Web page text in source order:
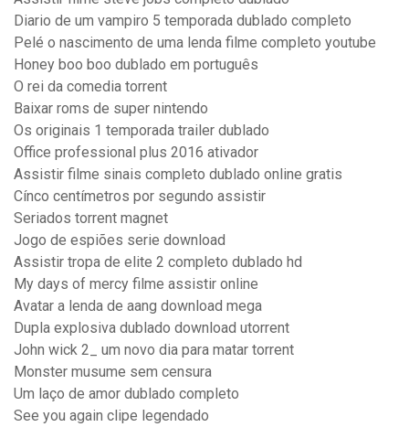
Diario de um vampiro 5 temporada dublado completo
Pelé o nascimento de uma lenda filme completo youtube
Honey boo boo dublado em português
O rei da comedia torrent
Baixar roms de super nintendo
Os originais 1 temporada trailer dublado
Office professional plus 2016 ativador
Assistir filme sinais completo dublado online gratis
Cínco centímetros por segundo assistir
Seriados torrent magnet
Jogo de espiões serie download
Assistir tropa de elite 2 completo dublado hd
My days of mercy filme assistir online
Avatar a lenda de aang download mega
Dupla explosiva dublado download utorrent
John wick 2_ um novo dia para matar torrent
Monster musume sem censura
Um laço de amor dublado completo
See you again clipe legendado